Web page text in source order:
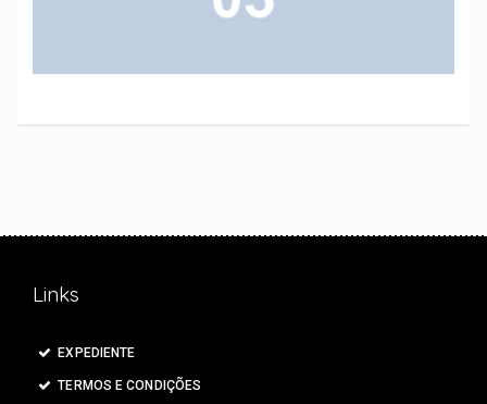
Links
EXPEDIENTE
TERMOS E CONDIÇÕES